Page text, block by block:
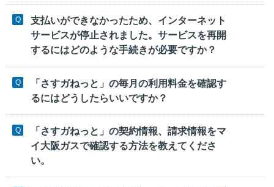
支払いができなかったため、インターネット
サービスが停止されました。サービスを再開
するにはどのような手続きが必要ですか？
「さすガねっと」の毎月の利用料金を確認す
るにはどうしたらいいですか？
「さすガねっと」の契約情報、請求情報をマ
イ大阪ガスで確認する方法を教えてくださ
い。